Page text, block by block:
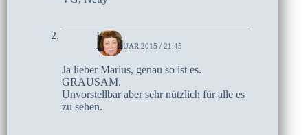
Elke
2. FEBRUAR 2015 / 21:45
Ja lieber Marius, genau so ist es.
GRAUSAM.
Unvorstellbar aber sehr nützlich für alle es
zu sehen.